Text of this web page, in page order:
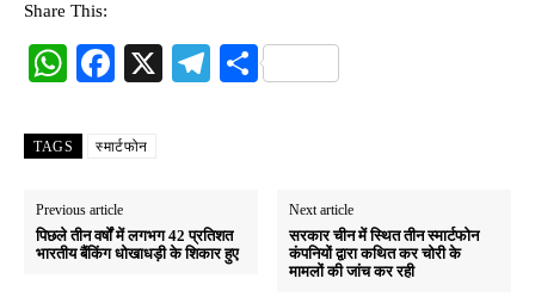
Share This:
W
ts
pp
Fa
bo
X
Te S
TAGS स्मार्टफोन
Previous article
पिछले तीन वर्षों में लगभग 42 प्रतिशत
भारतीय बैंकिंग धोखाधड़ी के शिकार हुए
Next article
सरकार चीन में स्थित तीन स्मार्टफोन
कंपनियों द्वारा कथित कर चोरी के
मामलों की जांच कर रही